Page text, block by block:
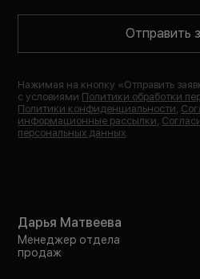
Отправить
Нажимая на кнопку «Отправить
с условиями Политики обработки
Политики конфиденциальности
информационные рассылки
персональных данных
Дарья Матвеева
Менеджер отдела
продаж